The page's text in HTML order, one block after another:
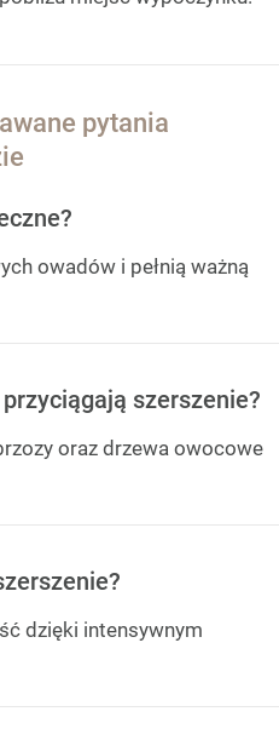
pytania
owadów i pełnią ważną
szerszenie?
oraz drzewa owocowe
dzięki intensywnym